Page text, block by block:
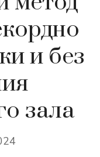
и без
зала